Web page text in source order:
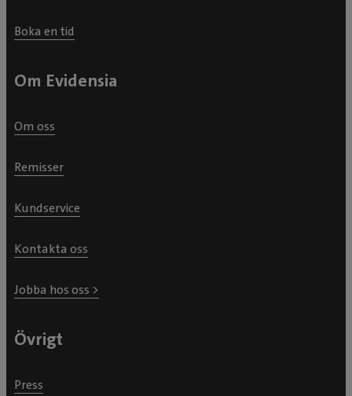
Boka en tid
Om Evidensia
Om oss
Remisser
Kundservice
Kontakta oss
Jobba hos oss >
Övrigt
Press